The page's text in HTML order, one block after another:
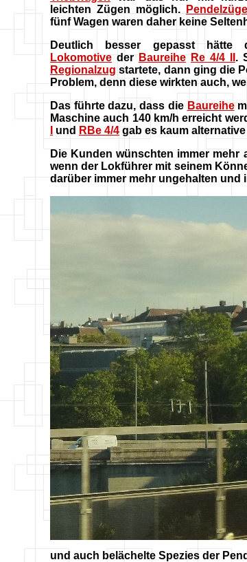
leichten Zügen möglich.
Pendelzüge
fünf Wagen waren daher keine
Deutlich besser gepasst hätte
Lokomotive der Baureihe Re 4/4 II .
Regionalzug startete, dann ging die
Problem, denn diese wirkten auch,
Das führte dazu, dass die Baureihe
Maschine auch 140 km/h erreicht
und RBe 4/4 gab es kaum
Die Kunden wünschten immer mehr
wenn der Lokführer mit seinem
darüber immer mehr ungehalten
und auch belächelte Spezies der